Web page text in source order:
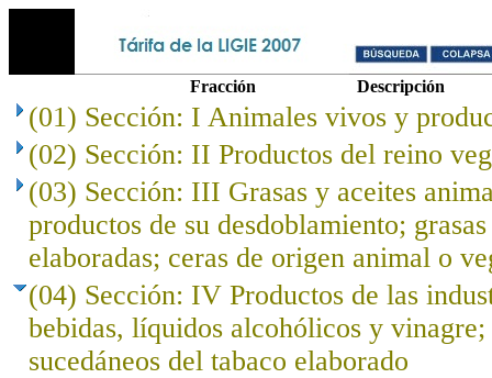
Fracción Descripción
(01) Sección: I Animales vivos y
(02) Sección: II Productos del reino
(03) Sección: III Grasas y aceites
productos de su desdoblamiento;
elaboradas; ceras de origen animal o
(04) Sección: IV Productos de las
bebidas, líquidos alcohólicos y vinagre;
sucedáneos del tabaco elaborado